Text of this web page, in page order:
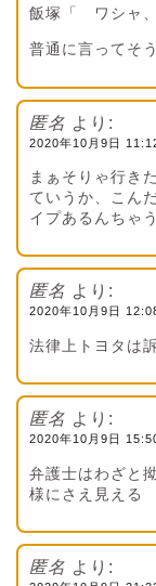
飯塚「 ワシャ
普通に言ってそ
匿名 より:
2020年10月9日
まぁそりゃ行き
ていうか、こん
イプあるんちゃ
匿名 より:
2020年10月9日
法律上トヨタは
匿名 より:
2020年10月9日
弁護士はわざと
様にさえ見える
匿名 より: